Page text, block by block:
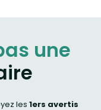
une
les 1ers avertis